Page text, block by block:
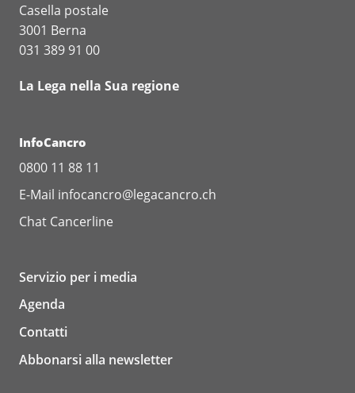
Casella postale
3001 Berna
031 389 91 00
La Lega nella Sua regione
InfoCancro
0800 11 88 11
E-Mail infocancro@legacancro.ch
Chat Cancerline
Servizio per i media
Agenda
Contatti
Abbonarsi alla newsletter